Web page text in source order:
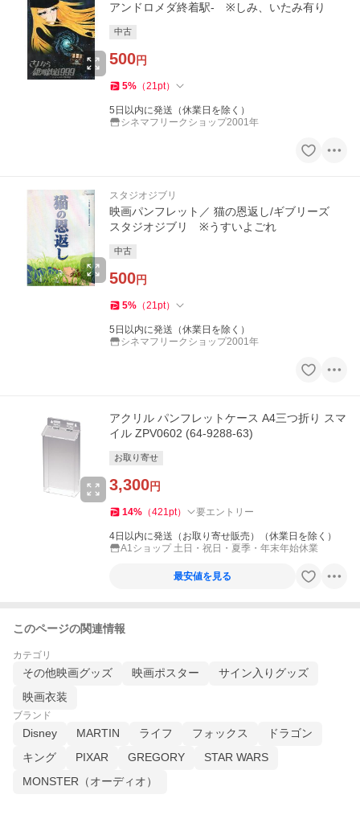
アンドロメダ終着駅- ※しみ、いたみ有り
中古
500円
5% （21pt）
5日以内に発送（休業日を除く）
シネマフリークショップ2001年
スタジオジブリ
映画パンフレット／ 猫の恩返し/ギブリーズ
スタジオジブリ ※うすいよごれ
中古
500円
5% （21pt）
5日以内に発送（休業日を除く）
シネマフリークショップ2001年
アクリル パンフレットケース A4三つ折り スマ
イル ZPV0602 (64-9288-63)
お取り寄せ
3,300円
14% （421pt） 要エントリー
4日以内に発送（お取り寄せ販売）（休業日を除く）
A1ショップ 土日・祝日・夏季・年末年始休業
最安値を見る
このページの関連情報
カテゴリ
その他映画グッズ 映画ポスター
サイン入りグッズ
映画衣装
ブランド
Disney MARTIN ライフ フォックス
ドラゴン
キング
PIXAR GREGORY
STAR WARS
MONSTER（オーディオ）